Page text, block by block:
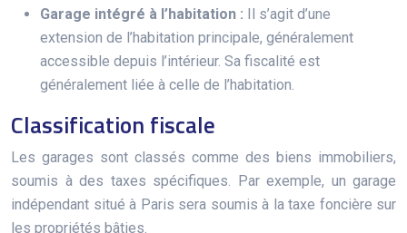
Garage intégré à l’habitation : Il s’agit d’une
extension de l’habitation principale, généralement
accessible depuis l’intérieur. Sa fiscalité est
généralement liée à celle de l’habitation.
Classification fiscale
Les garages sont classés comme des biens immobiliers,
soumis à des taxes spécifiques. Par exemple, un garage
indépendant situé à Paris sera soumis à la taxe foncière sur
les propriétés bâties.